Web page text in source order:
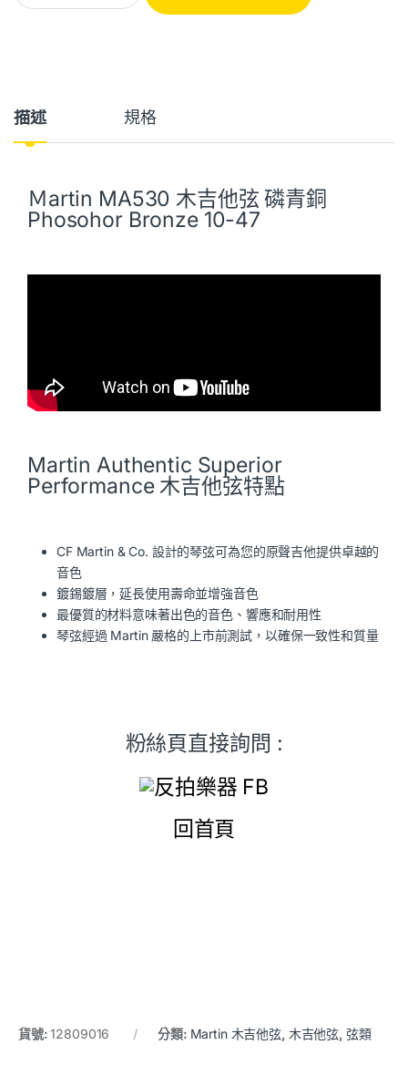
描述 規格
Ｍartin MA530 木吉他弦 磷青銅
Phosohor Bronze 10-47
Martin Authentic Superior
Performance 木吉他弦特點
CF Martin & Co. 設計的琴弦可為您的原聲吉他提供卓越的
音色
鍍錫鍍層，延長使用壽命並增強音色
最優質的材料意味著出色的音色、響應和耐用性
琴弦經過 Martin 嚴格的上市前測試，以確保一致性和質量
粉絲頁直接詢問 :
回首頁
貨號:12809016 分類: Martin 木吉他弦, 木吉他弦, 弦類